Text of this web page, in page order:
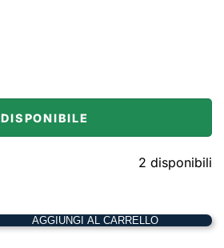
DISPONIBILE
2 disponibili
AGGIUNGI AL CARRELLO